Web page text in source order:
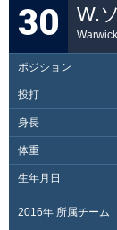
30 W.
ポジション
投打
身長
体重
生年月日
2016年 所属チーム